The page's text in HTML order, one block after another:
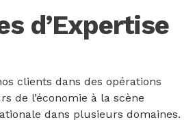
d’Expertise
clients dans des opérations
de l’économie à la scène
dans plusieurs domaines.